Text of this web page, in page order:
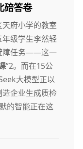
碚答卷
府小学的教室
级学生李然轻
障任务——这一
”2。而在15公
大模型正以
企业生成质检
的智能正在这